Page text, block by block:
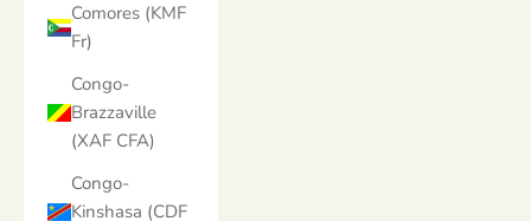
Comores (KMF
Fr)
Congo-
Brazzaville
(XAF CFA)
Congo-
Kinshasa (CDF